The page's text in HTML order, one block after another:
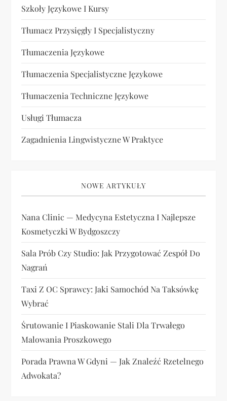
Szkoły Językowe I Kursy
Tłumacz Przysięgły I Specjalistyczny
Tłumaczenia Językowe
Tłumaczenia Specjalistyczne Językowe
Tłumaczenia Techniczne Językowe
Usługi Tłumacza
Zagadnienia Lingwistyczne W Praktyce
NOWE ARTYKUŁY
Nana Clinic — Medycyna Estetyczna I Najlepsze
Kosmetyczki W Bydgoszczy
Sala Prób Czy Studio: Jak Przygotować Zespół Do
Nagrań
Taxi Z OC Sprawcy: Jaki Samochód Na Taksówkę
Wybrać
Śrutowanie I Piaskowanie Stali Dla Trwałego
Malowania Proszkowego
Porada Prawna W Gdyni — Jak Znaleźć Rzetelnego
Adwokata?